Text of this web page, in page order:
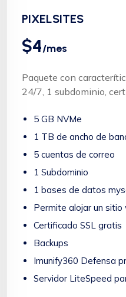
PIXELSITES
$4/mes
Paquete con
24/7, 1 subdominio,
5 GB NVMe
1 TB de ancho de
5 cuentas de correo
1 Subdominio
1 bases de datos
Permite alojar un sitio
Certificado SSL gratis
Backups
Imunify360 Defensa
Servidor LiteSpeed